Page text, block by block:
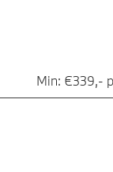
Min: €339,-